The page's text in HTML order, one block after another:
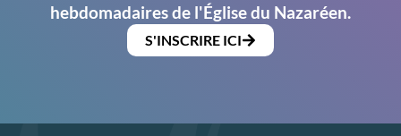
hebdomadaires de l'Église du Nazaréen.
S'INSCRIRE ICI